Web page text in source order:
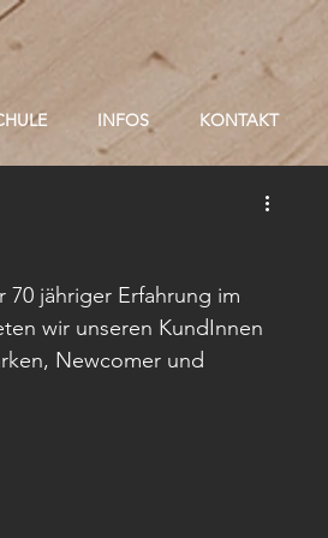
INFOS KONTAKT
jähriger Erfahrung im
wir unseren KundInnen
Newcomer und